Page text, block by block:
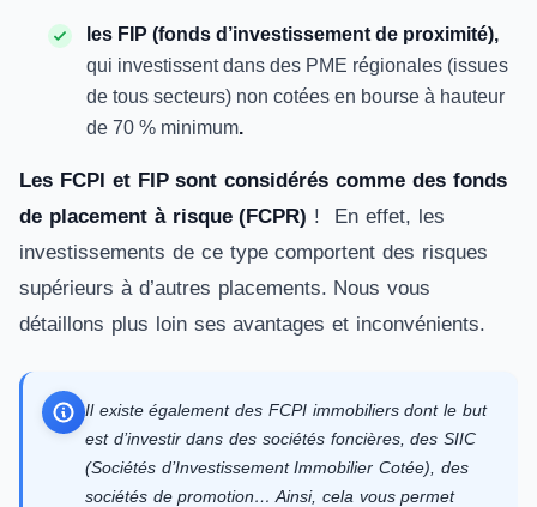
les FIP (fonds d’investissement de proximité),
qui investissent dans des PME régionales (issues
de tous secteurs) non cotées en bourse à hauteur
de 70 % minimum.
Les FCPI et FIP sont considérés comme des fonds
de placement à risque (FCPR) ! En effet, les
investissements de ce type comportent des risques
supérieurs à d’autres placements. Nous vous
détaillons plus loin ses avantages et inconvénients.
Il existe également des FCPI immobiliers dont le but
est d’investir dans des sociétés foncières, des SIIC
(Sociétés d’Investissement Immobilier Cotée), des
sociétés de promotion… Ainsi, cela vous permet